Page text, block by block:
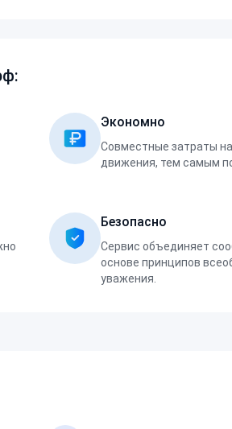
Экономно
Совместные затраты
движения, тем самым
Безопасно
Сервис объединяет
основе принципов
уважения.